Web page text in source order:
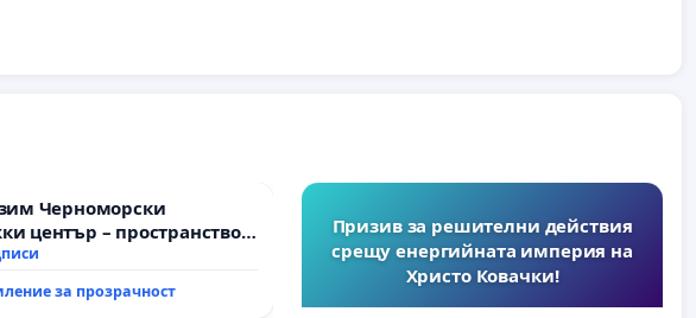
Черноморски
център – пространство
на Варна
за прозрачност
Призив за решителни действия
срещу енергийната империя на
Христо Ковачки!